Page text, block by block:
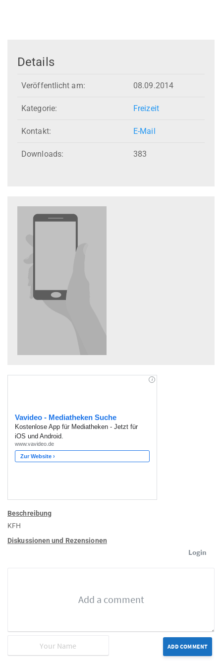
Details
Veröffentlicht am: 08.09.2014
Kategorie: Freizeit
Kontakt: E-Mail
Downloads: 383
Beschreibung
KFH
Diskussionen und Rezensionen
Login
ADD COMMENT